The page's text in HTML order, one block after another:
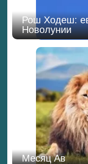
Рош Ходеш:
Новолунии
Месяц Ав